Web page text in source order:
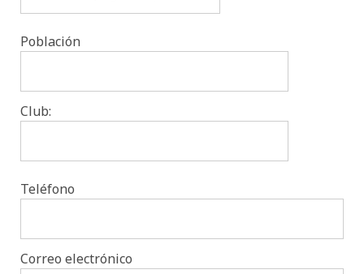
Población
Club:
Teléfono
Correo electrónico